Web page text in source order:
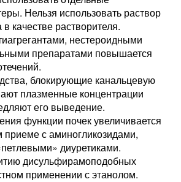
Нельзя использовать раствор
качестве растворителя.
нестероидными
препаратами повышается
блокирующие канальцевую
плазменные концентрации
его выведение.
функции почек увеличивается
с аминогликозидами,
диуретиками.
дисульфирамоподобных
применении с этанолом.